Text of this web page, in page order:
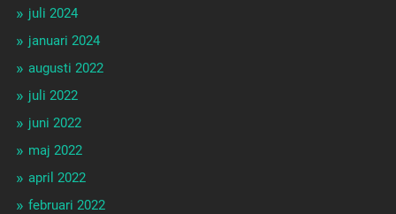
juli 2024
januari 2024
augusti 2022
juli 2022
juni 2022
maj 2022
april 2022
februari 2022